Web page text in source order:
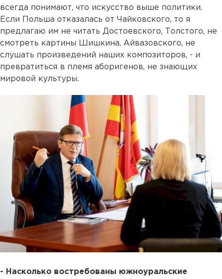
всегда понимают, что искусство выше политики.
Если Польша отказалась от Чайковского, то я
предлагаю им не читать Достоевского, Толстого, не
смотреть картины Шишкина, Айвазовского, не
слушать произведений наших композиторов, - и
превратиться в племя аборигенов, не знающих
мировой культуры.
- Насколько востребованы южноуральские